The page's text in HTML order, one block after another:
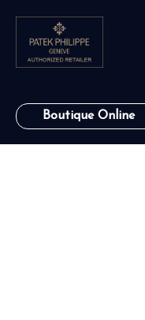
Boutique Online